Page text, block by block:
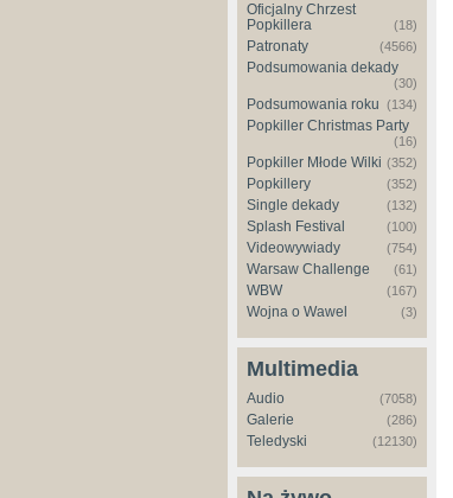
Oficjalny Chrzest
Popkillera
(18)
Patronaty (4566)
Podsumowania dekady
(30)
Podsumowania roku (134)
Popkiller Christmas Party
(16)
Popkiller Młode Wilki (352)
Popkillery (352)
Single dekady (132)
Splash Festival (100)
Videowywiady (754)
Warsaw Challenge (61)
WBW (167)
Wojna o Wawel (3)
Multimedia
Audio (7058)
Galerie (286)
Teledyski (12130)